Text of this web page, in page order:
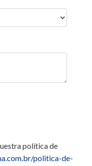
política de
politica-de-